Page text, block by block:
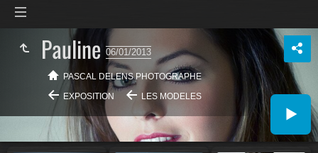
Pauline 06/01/2013
PASCAL DELENS PHOTOGRAPHE
EXPOSITION
LES MODELES